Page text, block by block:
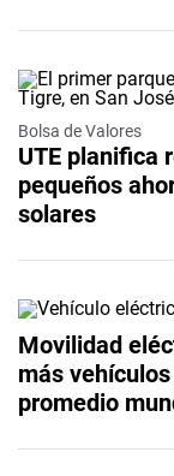
Bolsa de Valores
UTE planifica
pequeños
solares
Movilidad
más
promedio